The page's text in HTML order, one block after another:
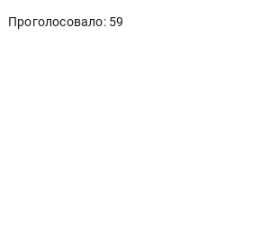
Проголосовало: 59